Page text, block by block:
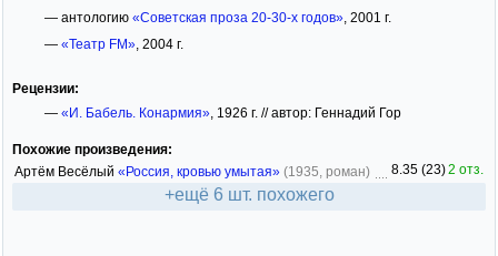
— антологию «Советская проза 20-30-х годов», 2001 г.
— «Театр FM», 2004 г.
Рецензии:
— «И. Бабель. Конармия», 1926 г. // автор: Геннадий Гор
Похожие произведения:
Артём Весёлый «Россия, кровью умытая» (1935, роман) 8.35 (23)2 отз.
+ещё 6 шт. похожего